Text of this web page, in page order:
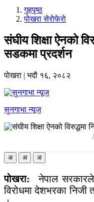
गृहपृष्‍ठ
पाेखरा सेराेफेराे
संघीय शिक्षा ऐनको
सडकमा प्रदर्शन
पाेखरा | भदौ १६, २०८२
सुनगाभा न्यूज
अ अ अ
पोखरा:
नेपाल
विरोधमा देशभरका निजी